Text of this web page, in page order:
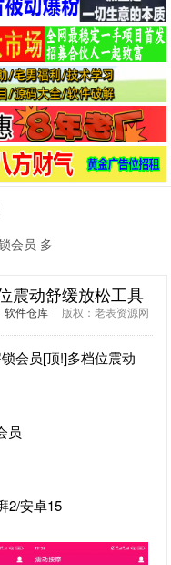
会员 多
震动舒缓放松工具
软件仓库 版权：老表资源网
会员[顶!]多档位震动
员
2/安卓15